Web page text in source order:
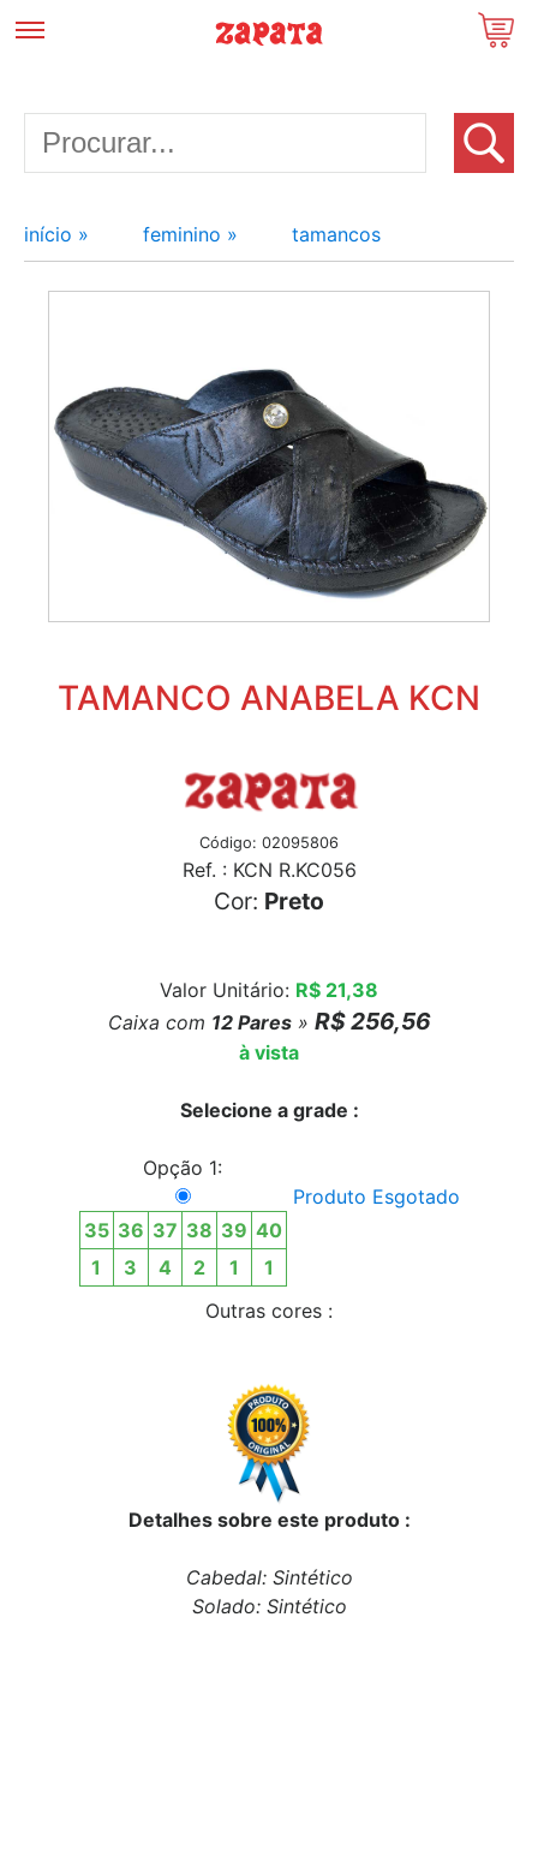
início » feminino » tamancos
TAMANCO ANABELA KCN
Código: 02095806
Ref. : KCN R.KC056
Cor: Preto
Valor Unitário: R$ 21,38
Caixa com 12Pares» R$ 256,56
à vista
Selecione a grade :
Opção 1:
35 36 37 38 39 40
1
3 4 2 1 1
Produto Esgotado
Outras cores :
Detalhes sobre este produto :
Cabedal: Sintético
Solado: Sintético